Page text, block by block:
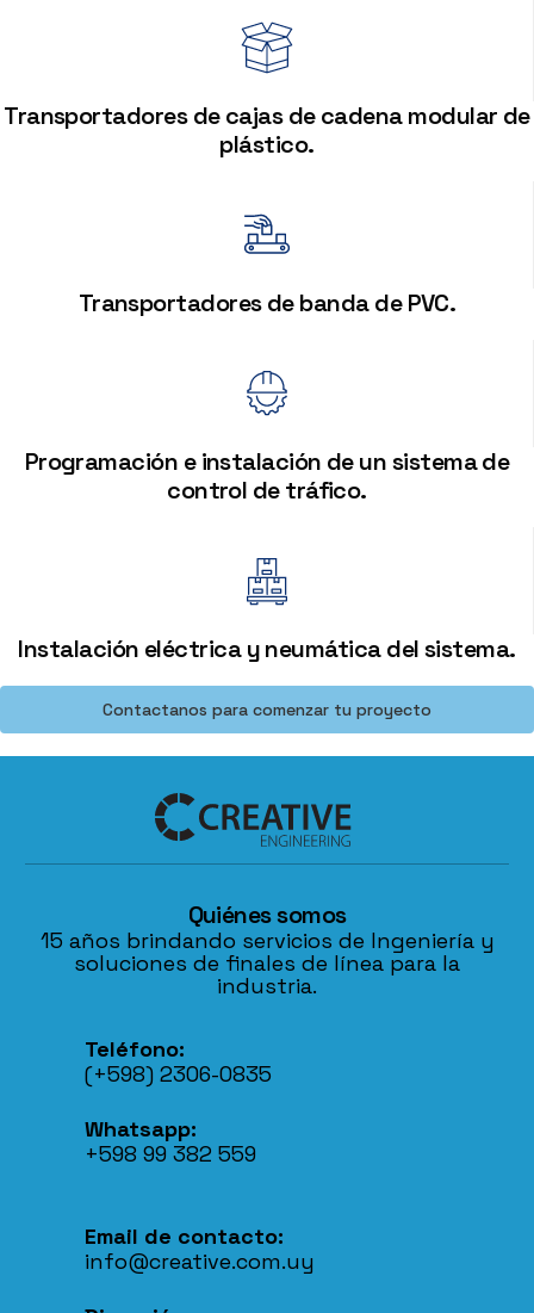
Transportadores de cajas de cadena modular de
plástico.
Transportadores de banda de PVC.
Programación e instalación de un sistema de
control de tráfico.
Instalación eléctrica y neumática del sistema.
Contactanos para comenzar tu proyecto
Quiénes somos
15 años brindando servicios de Ingeniería y
soluciones de finales de línea para la
industria.
Teléfono:
(+598) 2306-0835
Whatsapp:
+598 99 382 559
Email de contacto:
info@creative.com.uy